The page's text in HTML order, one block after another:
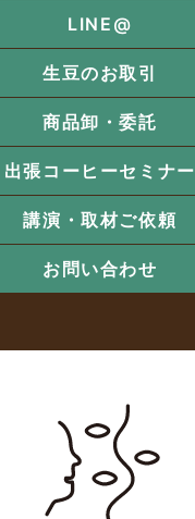
LINE@
生豆のお取引
商品卸・委託
出張コーヒーセミナー
講演・取材ご依頼
お問い合わせ